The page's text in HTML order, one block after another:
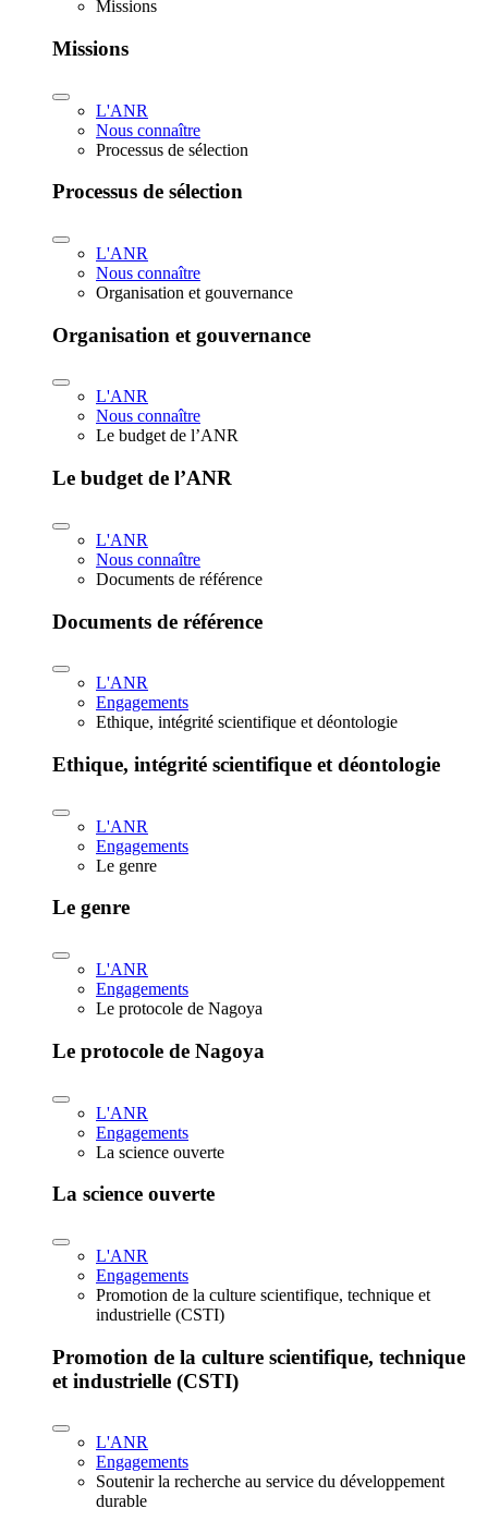
Missions
Missions
L'ANR
Nous connaître
Processus de sélection
Processus de sélection
L'ANR
Nous connaître
Organisation et gouvernance
Organisation et gouvernance
L'ANR
Nous connaître
Le budget de l’ANR
Le budget de l’ANR
L'ANR
Nous connaître
Documents de référence
Documents de référence
L'ANR
Engagements
Ethique, intégrité scientifique et déontologie
Ethique, intégrité scientifique et déontologie
L'ANR
Engagements
Le genre
Le genre
L'ANR
Engagements
Le protocole de Nagoya
Le protocole de Nagoya
L'ANR
Engagements
La science ouverte
La science ouverte
L'ANR
Engagements
Promotion de la culture scientifique, technique et
industrielle (CSTI)
Promotion de la culture scientifique, technique
et industrielle (CSTI)
L'ANR
Engagements
Soutenir la recherche au service du développement
durable